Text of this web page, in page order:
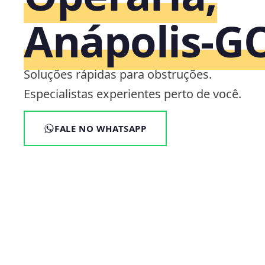
Soluções rápidas para obstruções.
Especialistas experientes perto de você.
FALE NO WHATSAPP